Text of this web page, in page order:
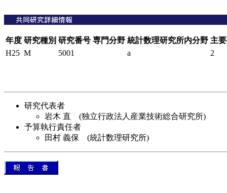
年度 研究種別 研究番号 専門分野 統計数理研究所内分野 主
H25 M 5001 a 2
研究代表者
岩木 直 (独立行政法人産業技術総合研究所)
予算執行責任者
田村 義保 (統計数理研究所)